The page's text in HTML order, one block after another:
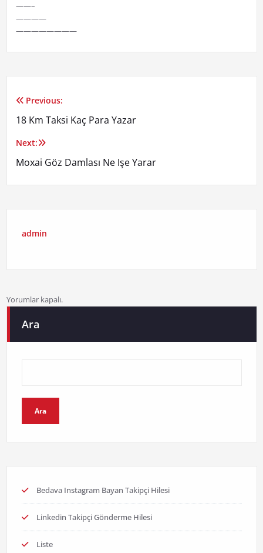
——–
————
————————
Yazı
gezinmesi
Previous:
18 Km Taksi Kaç Para Yazar
Next:
Moxai Göz Damlası Ne Işe Yarar
admin
Yorumlar kapalı.
Ara
Ara
Bedava Instagram Bayan Takipçi Hilesi
Linkedin Takipçi Gönderme Hilesi
Liste